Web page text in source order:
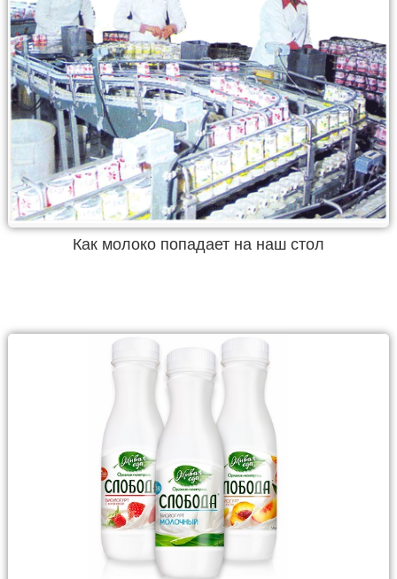
Как молоко попадает на наш стол